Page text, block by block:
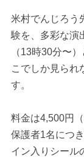
米村でんじろう
験を、多彩な演
（13時30分〜
こでしか見られ
す。
料金は4,500円
保護者1名につ
イン入りシール